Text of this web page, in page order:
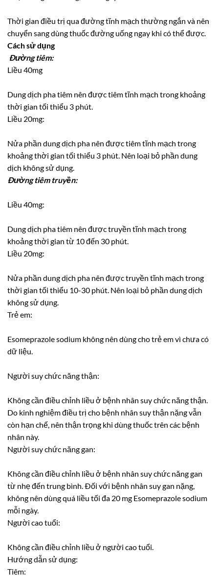
Thời gian điều trị qua đường tĩnh mạch thường ngắn và nên
chuyển sang dùng thuốc đường uống ngay khi có thể được.
Cách sử dụng
Ðường tiêm:
Liều 40mg
Dung dịch pha tiêm nên được tiêm tĩnh mạch trong khoảng
thời gian tối thiểu 3 phút.
Liều 20mg:
Nửa phần dung dịch pha nên được tiêm tĩnh mạch trong
khoảng thời gian tối thiểu 3 phút. Nên loại bỏ phần dung
dịch không sử dụng.
Ðường tiêm truyền:
Liều 40mg:
Dung dịch pha tiêm nên được truyền tĩnh mạch trong
khoảng thời gian từ 10 đến 30 phút.
Liều 20mg:
Nửa phần dung dịch pha nên được truyền tĩnh mạch trong
thời gian tối thiểu 10-30 phút. Nên loại bỏ phần dung dịch
không sử dụng.
Trẻ em:
Esomeprazole sodium không nên dùng cho trẻ em vì chưa có
dữ liệu.
Người suy chức năng thận:
Không cần điều chỉnh liều ở bệnh nhân suy chức năng thận.
Do kinh nghiệm điều trị cho bệnh nhân suy thận nặng vẫn
còn hạn chế, nên thận trọng khi dùng thuốc trên các bệnh
nhân này.
Người suy chức năng gan:
Không cần điều chỉnh liều ở bệnh nhân suy chức năng gan
từ nhẹ đến trung bình. Ðối với bệnh nhân suy gan nặng,
không nên dùng quá liều tối đa 20 mg Esomeprazole sodium
mỗi ngày.
Người cao tuổi:
Không cần điều chỉnh liều ở người cao tuổi.
Hướng dẫn sử dụng:
Tiêm: